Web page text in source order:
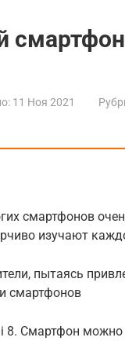
11 Ноя 2021
смартфонов
изучают
пытаясь
смартфонов
8. Смартфон можно